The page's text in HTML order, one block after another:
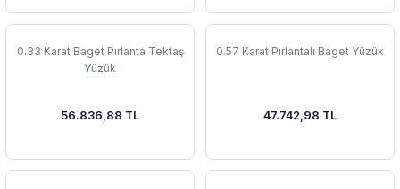
0.33 Karat Baget Pırlanta Tektaş
Yüzük
56.836,88 TL
0.57 Karat Pırlantalı Baget Yüzük
47.742,98 TL